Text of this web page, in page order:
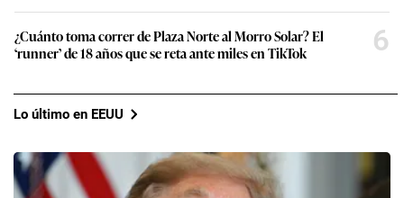
¿Cuánto toma correr de Plaza Norte al Morro Solar? El
‘runner’ de 18 años que se reta ante miles en TikTok
6
Lo último en EEUU